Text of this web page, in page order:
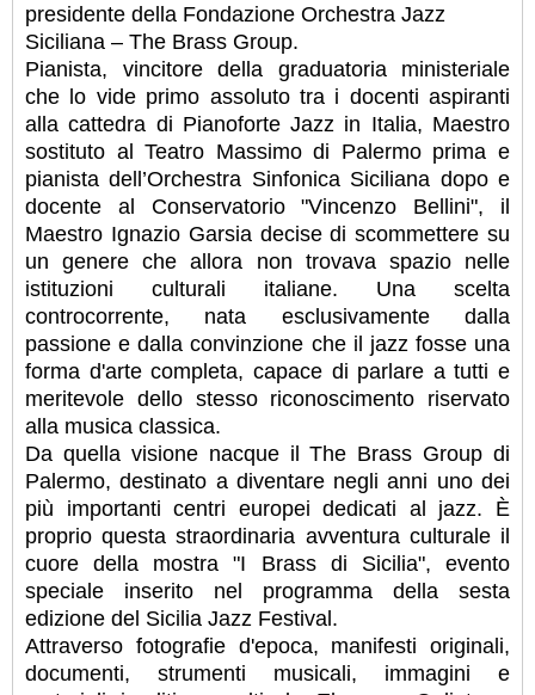
presidente della Fondazione Orchestra Jazz
Siciliana – The Brass Group.
Pianista, vincitore della graduatoria ministeriale
che lo vide primo assoluto tra i docenti aspiranti
alla cattedra di Pianoforte Jazz in Italia, Maestro
sostituto al Teatro Massimo di Palermo prima e
pianista dell’Orchestra Sinfonica Siciliana dopo e
docente al Conservatorio "Vincenzo Bellini", il
Maestro Ignazio Garsia decise di scommettere su
un genere che allora non trovava spazio nelle
istituzioni culturali italiane. Una scelta
controcorrente, nata esclusivamente dalla
passione e dalla convinzione che il jazz fosse una
forma d'arte completa, capace di parlare a tutti e
meritevole dello stesso riconoscimento riservato
alla musica classica.
Da quella visione nacque il The Brass Group di
Palermo, destinato a diventare negli anni uno dei
più importanti centri europei dedicati al jazz. È
proprio questa straordinaria avventura culturale il
cuore della mostra "I Brass di Sicilia", evento
speciale inserito nel programma della sesta
edizione del Sicilia Jazz Festival.
Attraverso fotografie d'epoca, manifesti originali,
documenti, strumenti musicali, immagini e